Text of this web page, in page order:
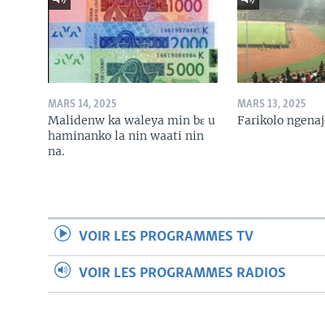
MARS 14, 2025
Malidenw ka waleya min bɛ u
haminanko la nin waati nin
na.
MARS 13, 2025
Farikolo
VOIR LES PROGRAMMES TV
VOIR LES PROGRAMMES RADIOS